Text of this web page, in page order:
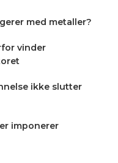
med metaller?
vinder
ikke slutter
imponerer